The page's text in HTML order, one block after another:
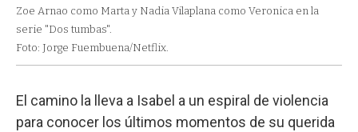
Zoe Arnao como Marta y Nadia Vilaplana como Veronica en la
serie "Dos tumbas".
Foto: Jorge Fuembuena/Netflix.
El camino la lleva a Isabel a un espiral de violencia
para conocer los últimos momentos de su querida